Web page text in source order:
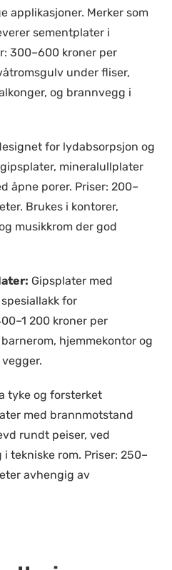
applikasjoner. Merker som
sementplater i
300–600 kroner per
under fliser,
og brannvegg i
for lydabsorpsjon og
mineralullplater
åpne porer. Priser: 200–
Brukes i kontorer,
musikkrom der god
Gipsplater med
for
200 kroner per
hjemmekontor og
tyke og forsterket
med brannmotstand
rundt peiser, ved
tekniske rom. Priser: 250–
avhengig av